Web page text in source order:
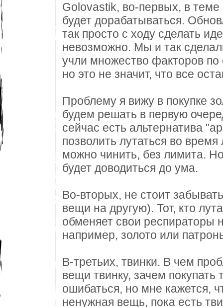
Golovastik, во-первых, в
будет дорабатываться.
так просто с ходу сделать
невозможно. Мы и так
учли множество факторов
но это не значит, что все
Проблему я вижу в покупке
будем решать в первую
сейчас есть альтернатива
позволить лутаться во
можно чинить, без лимита.
будет доводиться до ума.
Во-вторых, не стоит
вещи на другую). Тот, кто
обменяет свои респираторы
например, золото или
В-третьих, твинки. В чем
вещи твинку, зачем
ошибаться, но мне кажется,
ненужная вещь, пока есть